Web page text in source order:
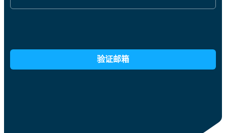
验证邮箱